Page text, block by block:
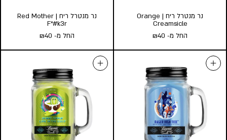
נר מנטרל ריח | Orange
Creamsicle
החל מ-
₪40
נר מנטרל ריח | Orange
Creamsicle
החל מ- ₪40
גודל:
s
l
נר מנטרל ריח | Red Mother
F*#k3r
החל מ-
₪40
נר מנטרל ריח | Red Mother
F*#k3r
החל מ- ₪40
גודל:
s
l